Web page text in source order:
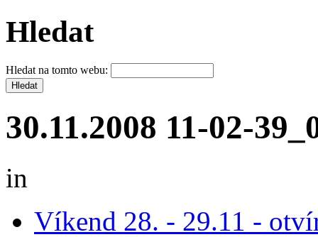
Hledat
Hledat na tomto webu:
30.11.2008 11-02-
in
Víkend 28. - 29.11 -